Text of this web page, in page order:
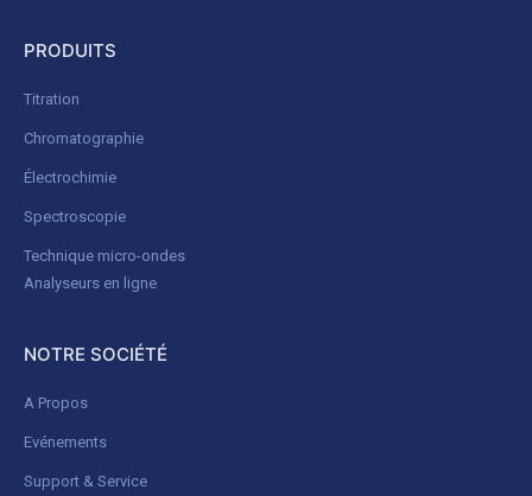
PRODUITS
Titration
Chromatographie
Électrochimie
Spectroscopie
Technique micro-ondes
Analyseurs en ligne
NOTRE SOCIÉTÉ
A Propos
Evénements
Support & Service